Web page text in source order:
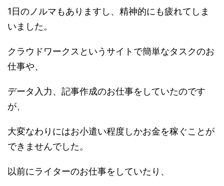
1日のノルマもありますし、精神的にも疲れてしま
いました。
クラウドワークスというサイトで簡単なタスクのお
仕事や、
データ入力、記事作成のお仕事をしていたのです
が、
大変なわりにはお小遣い程度しかお金を稼ぐことが
できませんでした。
以前にライターのお仕事をしていたり、